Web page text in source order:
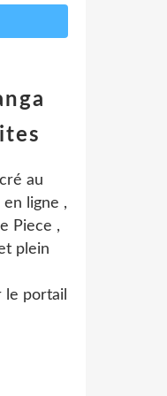
au
ligne ,
Piece ,
plein
le portail